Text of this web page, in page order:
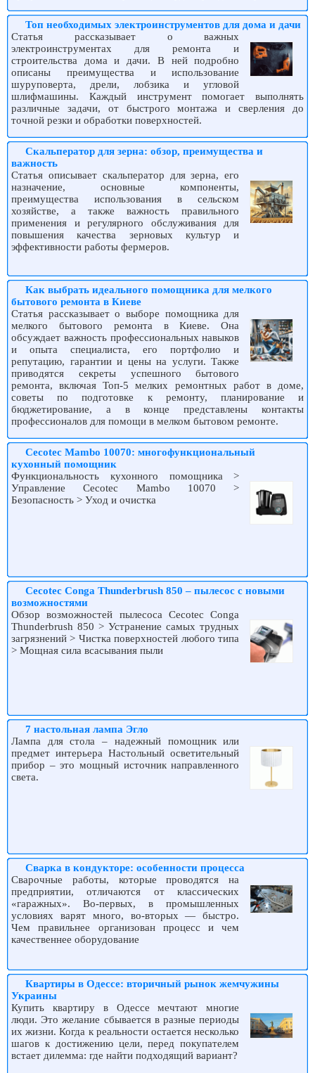
Топ необходимых электроинструментов для дома и дачи
Статья рассказывает о важных
электроинструментах для ремонта и
строительства дома и дачи. В ней подробно
описаны преимущества и использование
шуруповерта, дрели, лобзика и угловой
шлифмашины. Каждый инструмент помогает выполнять
различные задачи, от быстрого монтажа и сверления до
точной резки и обработки поверхностей.
Скальператор для зерна: обзор, преимущества и
важность
Статья описывает скальператор для зерна, его
назначение, основные компоненты,
преимущества использования в сельском
хозяйстве, а также важность правильного
применения и регулярного обслуживания для
повышения качества зерновых культур и
эффективности работы фермеров.
Как выбрать идеального помощника для мелкого
бытового ремонта в Киеве
Статья рассказывает о выборе помощника для
мелкого бытового ремонта в Киеве. Она
обсуждает важность профессиональных навыков
и опыта специалиста, его портфолио и
репутацию, гарантии и цены на услуги. Также
приводятся секреты успешного бытового
ремонта, включая Топ-5 мелких ремонтных работ в доме,
советы по подготовке к ремонту, планирование и
бюджетирование, а в конце представлены контакты
профессионалов для помощи в мелком бытовом ремонте.
Cecotec Mambo 10070: многофункциональный
кухонный помощник
Функциональность кухонного помощника >
Управление Cecotec Mambo 10070 >
Безопасность > Уход и очистка
Cecotec Conga Thunderbrush 850 – пылесос с новыми
возможностями
Обзор возможностей пылесоса Cecotec Conga
Thunderbrush 850 > Устранение самых трудных
загрязнений > Чистка поверхностей любого типа
> Мощная сила всасывания пыли
7 настольная лампа Эгло
Лампа для стола – надежный помощник или
предмет интерьера Настольный осветительный
прибор – это мощный источник направленного
света.
Сварка в кондукторе: особенности процесса
Сварочные работы, которые проводятся на
предприятии, отличаются от классических
«гаражных». Во-первых, в промышленных
условиях варят много, во-вторых — быстро.
Чем правильнее организован процесс и чем
качественнее оборудование
Квартиры в Одессе: вторичный рынок жемчужины
Украины
Купить квартиру в Одессе мечтают многие
люди. Это желание сбывается в разные периоды
их жизни. Когда к реальности остается несколько
шагов к достижению цели, перед покупателем
встает дилемма: где найти подходящий вариант?